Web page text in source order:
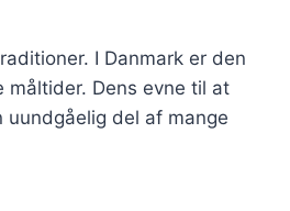
I Danmark er den
Dens evne til at
del af mange